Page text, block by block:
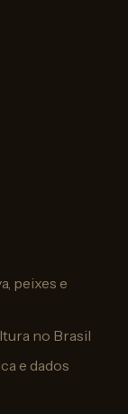
peixes e
no Brasil
e dados